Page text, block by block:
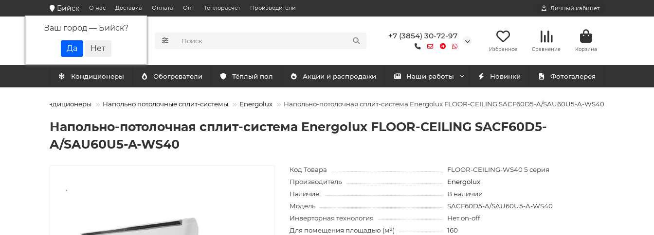
Бийск
Ваш город — Бийск?
О нас Доставка Оплата Опт Теплорасчет Производители Личный кабинет
+7 (3854) 30-72-97
Избранное Сравнение Корзина
Кондиционеры Обогреватели Тёплый пол Акции и распродажи Наши работы Новинки Фотогалерея
Кондиционеры Напольно потолочные сплит-системы Energolux Напольно-потолочная сплит-система Energolux FLOOR-CEILING SACF60D5-A/SAU60U5-A-WS40
Напольно-потолочная сплит-система Energolux FLOOR-CEILING SACF60D5-
A/SAU60U5-A-WS40
Код Товара
FLOOR-CEILING-WS40 5 серия
Производитель
Energolux
Наличие:
В наличии
Модель
SACF60D5-A/SAU60U5-A-WS40
Инверторная технология
Нет on-off
Для помещения площадью (м²)
160